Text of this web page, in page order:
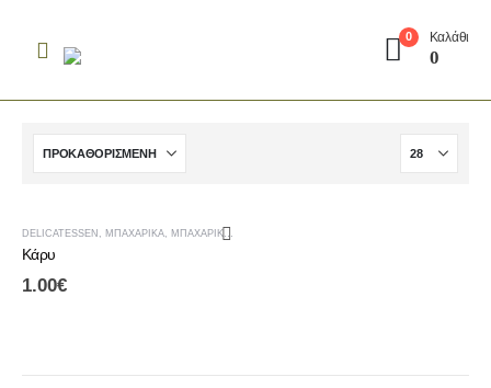
0 Καλάθι
0
DELICATESSEN , ΜΠΑΧΑΡΙΚΆ, ΜΠΑΧΑΡΙΚΆ - ΑΛΆΤΙΑ
Κάρυ
1.00€